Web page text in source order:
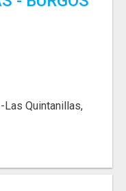
Las Quintanillas,